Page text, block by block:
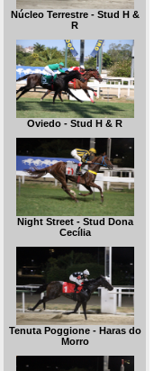
Núcleo Terrestre - Stud H &
R
Oviedo - Stud H & R
Night Street - Stud Dona
Cecília
Tenuta Poggione - Haras do
Morro